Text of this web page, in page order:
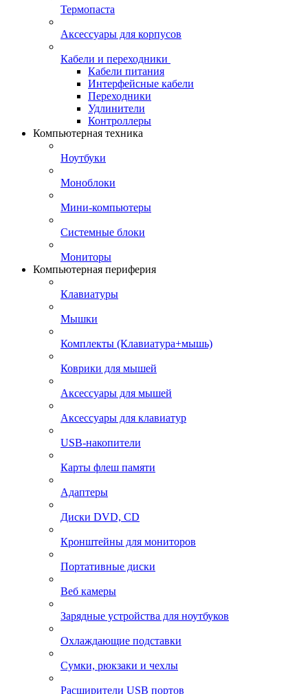
Термопаста
Аксессуары для корпусов
Кабели и переходники
Кабели питания
Интерфейсные кабели
Переходники
Удлинители
Контроллеры
Компьютерная техника
Ноутбуки
Моноблоки
Мини-компьютеры
Системные блоки
Мониторы
Компьютерная периферия
Клавиатуры
Мышки
Комплекты (Клавиатура+мышь)
Коврики для мышей
Аксессуары для мышей
Аксессуары для клавиатур
USB-накопители
Карты флеш памяти
Адаптеры
Диски DVD, CD
Кронштейны для мониторов
Портативные диски
Веб камеры
Зарядные устройства для ноутбуков
Охлаждающие подставки
Сумки, рюкзаки и чехлы
Расширители USB портов